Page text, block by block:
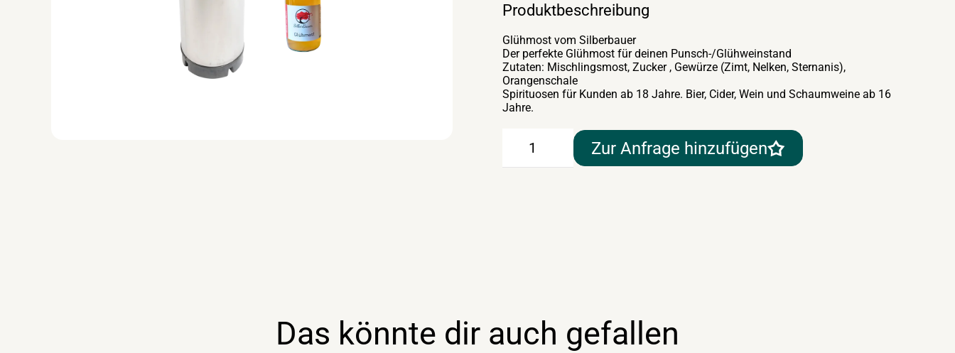
Produktbeschreibung
Glühmost vom Silberbauer
Der perfekte Glühmost für deinen Punsch-/Glühweinstand
Zutaten: Mischlingsmost, Zucker , Gewürze (Zimt, Nelken, Sternanis),
Orangenschale
Spirituosen für Kunden ab 18 Jahre. Bier, Cider, Wein und Schaumweine ab 16
Jahre.
Zur Anfrage hinzufügen
Das könnte dir auch gefallen